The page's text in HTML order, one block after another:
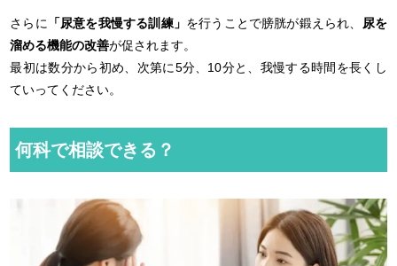
さらに 「尿意を我慢する訓練」 を行うことで膀胱が鍛えられ、 尿を
溜める機能の改善が促されます。
最初は数分から初め、次第に5分、10分と、我慢する時間を長くし
ていってください。
何科で相談できる？